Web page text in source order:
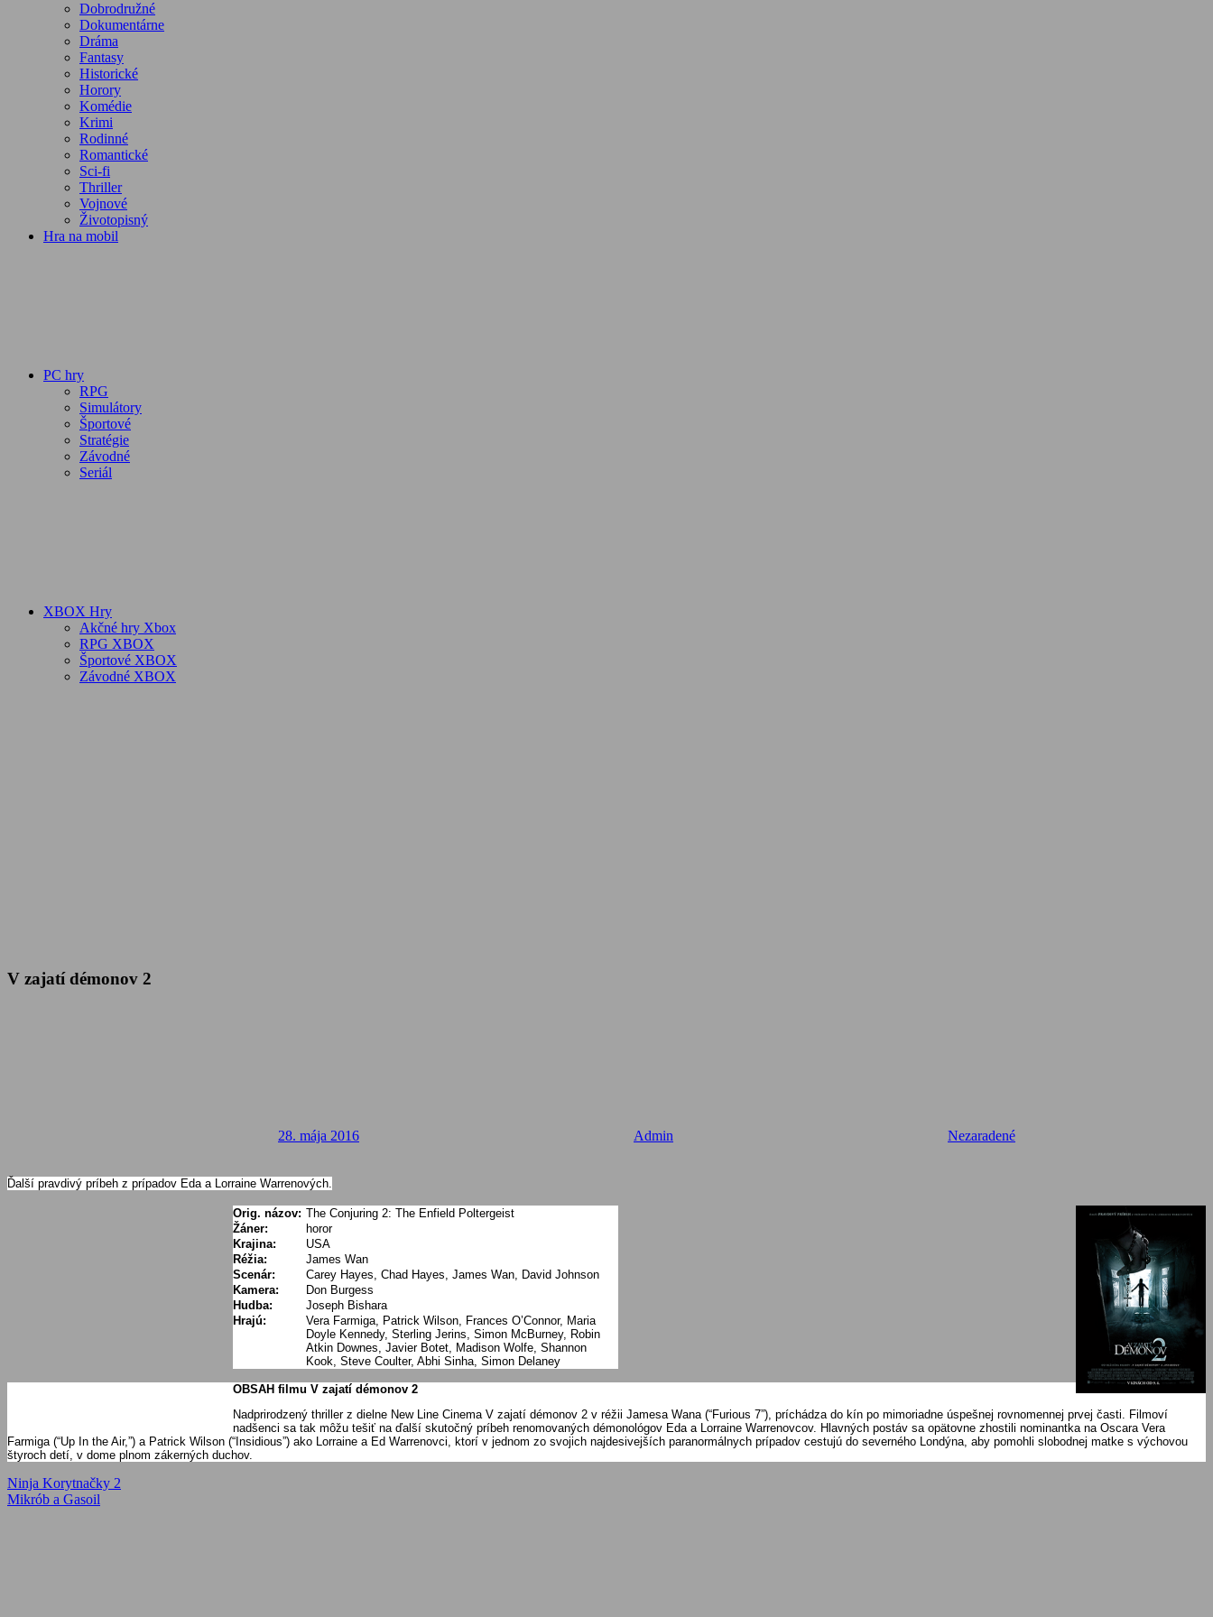
Dobrodružné
Dokumentárne
Dráma
Fantasy
Historické
Horory
Komédie
Krimi
Rodinné
Romantické
Sci-fi
Thriller
Vojnové
Životopisný
Hra na mobil
PC hry
RPG
Simulátory
Športové
Stratégie
Závodné
Seriál
XBOX Hry
Akčné hry Xbox
RPG XBOX
Športové XBOX
Závodné XBOX
V zajatí démonov 2
28. mája 2016 Admin Nezaradené
Ďalší pravdivý príbeh z prípadov Eda a Lorraine Warrenových.
Orig. názov: The Conjuring 2: The Enfield Poltergeist
Žáner:
horor
Krajina:
USA
Réžia:
James Wan
Scenár:
Carey Hayes, Chad Hayes, James Wan, David Johnson
Kamera:
Don Burgess
Hudba:
Joseph Bishara
Hrajú:
Vera Farmiga, Patrick Wilson, Frances O’Connor, Maria
Doyle Kennedy, Sterling Jerins, Simon McBurney, Robin
Atkin Downes, Javier Botet, Madison Wolfe, Shannon
Kook, Steve Coulter, Abhi Sinha, Simon Delaney
OBSAH filmu V zajatí démonov 2
Nadprirodzený thriller z dielne New Line Cinema V zajatí démonov 2 v réžii Jamesa Wana (“Furious 7”), príchádza do kín po mimoriadne úspešnej rovnomennej prvej časti. Filmoví
nadšenci sa tak môžu tešiť na ďalší skutočný príbeh renomovaných démonológov Eda a Lorraine Warrenovcov. Hlavných postáv sa opätovne zhostili nominantka na Oscara Vera
Farmiga (“Up In the Air,”) a Patrick Wilson (“Insidious”) ako Lorraine a Ed Warrenovci, ktorí v jednom zo svojich najdesivejších paranormálnych prípadov cestujú do severného Londýna, aby pomohli slobodnej matke s výchovou
štyroch detí, v dome plnom zákerných duchov.
Navigácia
v
Previous
Post:
Ninja Korytnačky 2
Next
Mikrób a Gasoil